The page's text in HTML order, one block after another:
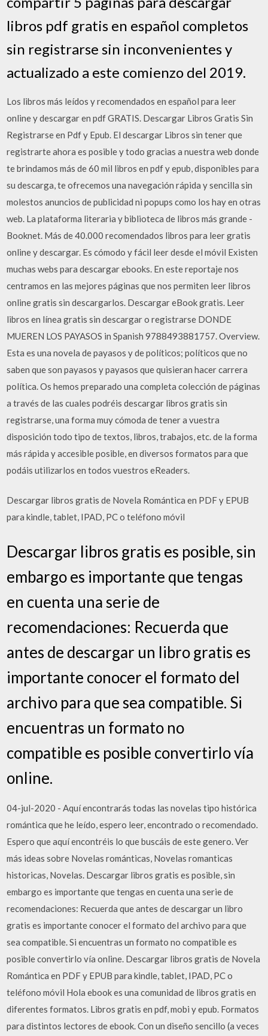
libros pdf gratis en español completos
sin registrarse sin inconvenientes y
actualizado a este comienzo del 2019.
Los libros más leídos y recomendados en español para leer
online y descargar en pdf GRATIS. Descargar Libros Gratis Sin
Registrarse en Pdf y Epub. El descargar Libros sin tener que
registrarte ahora es posible y todo gracias a nuestra web donde
te brindamos más de 60 mil libros en pdf y epub, disponibles para
su descarga, te ofrecemos una navegación rápida y sencilla sin
molestos anuncios de publicidad ni popups como los hay en otras
web. La plataforma literaria y biblioteca de libros más grande -
Booknet. Más de 40.000 recomendados libros para leer gratis
online y descargar. Es cómodo y fácil leer desde el móvil Existen
muchas webs para descargar ebooks. En este reportaje nos
centramos en las mejores páginas que nos permiten leer libros
online gratis sin descargarlos. Descargar eBook gratis. Leer
libros en línea gratis sin descargar o registrarse DONDE
MUEREN LOS PAYASOS in Spanish 9788493881757. Overview.
Esta es una novela de payasos y de políticos; políticos que no
saben que son payasos y payasos que quisieran hacer carrera
política. Os hemos preparado una completa colección de páginas
a través de las cuales podréis descargar libros gratis sin
registrarse, una forma muy cómoda de tener a vuestra
disposición todo tipo de textos, libros, trabajos, etc. de la forma
más rápida y accesible posible, en diversos formatos para que
podáis utilizarlos en todos vuestros eReaders.
Descargar libros gratis de Novela Romántica en PDF y EPUB
para kindle, tablet, IPAD, PC o teléfono móvil
Descargar libros gratis es posible, sin
embargo es importante que tengas
en cuenta una serie de
recomendaciones: Recuerda que
antes de descargar un libro gratis es
importante conocer el formato del
archivo para que sea compatible. Si
encuentras un formato no
compatible es posible convertirlo vía
online.
04-jul-2020 - Aquí encontrarás todas las novelas tipo histórica
romántica que he leído, espero leer, encontrado o recomendado.
Espero que aquí encontréis lo que buscáis de este genero. Ver
más ideas sobre Novelas románticas, Novelas romanticas
historicas, Novelas. Descargar libros gratis es posible, sin
embargo es importante que tengas en cuenta una serie de
recomendaciones: Recuerda que antes de descargar un libro
gratis es importante conocer el formato del archivo para que
sea compatible. Si encuentras un formato no compatible es
posible convertirlo vía online. Descargar libros gratis de Novela
Romántica en PDF y EPUB para kindle, tablet, IPAD, PC o
teléfono móvil Hola ebook es una comunidad de libros gratis en
diferentes formatos. Libros gratis en pdf, mobi y epub. Formatos
para distintos lectores de ebook. Con un diseño sencillo (a veces